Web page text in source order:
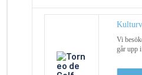
Vi
går upp